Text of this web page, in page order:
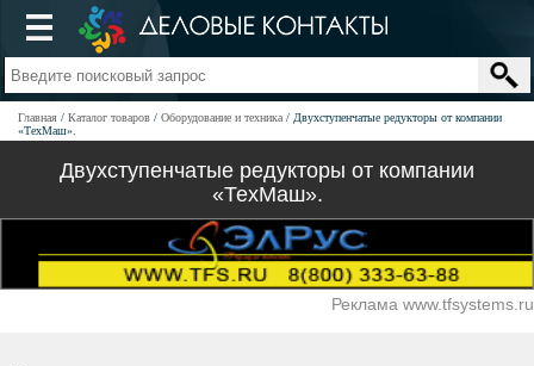
Главная Каталог товаров Оборудование и техника
Двухступенчатые редукторы от компании
«ТехМаш».
Двухступенчатые редукторы от компании
«ТехМаш».
Реклама www.tfsystems.ru